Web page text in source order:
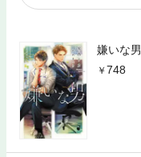
嫌いな男
748